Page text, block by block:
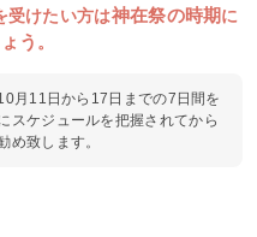
受けたい方は神在祭の時期に
う 。
月11日から17日までの7日間を
スケジュールを把握されてから
め致します。